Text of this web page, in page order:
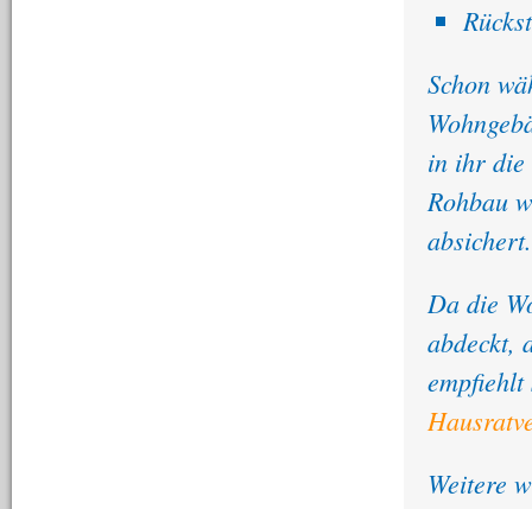
Schon
in ihr die
Rohbau
absichert.
Da die
abdeckt,
Weitere